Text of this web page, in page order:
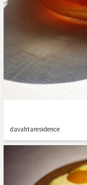
davahtaresidence